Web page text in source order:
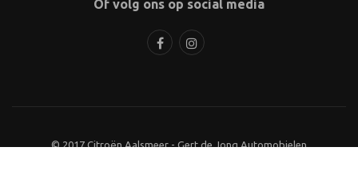
Of volg ons op social media
© 2017 Citroën Aalsmeer - Gert de Jong Automobielen